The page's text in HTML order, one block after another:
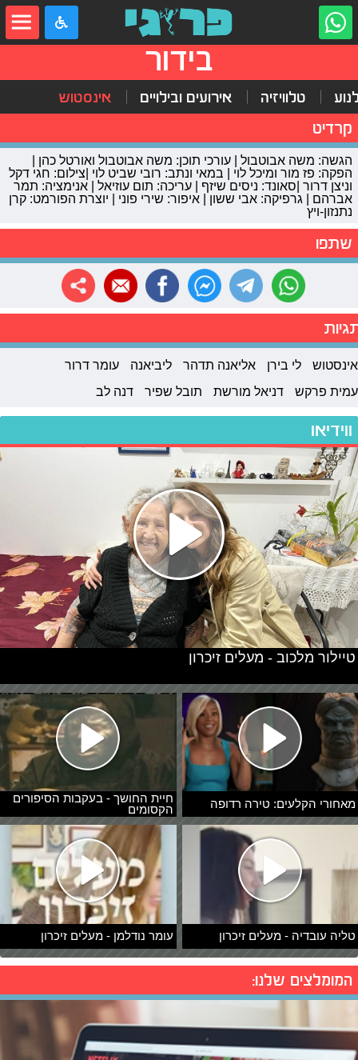
בידור
טלוויזיה אירועים ובילויים אינסטוש
קרדיט
הגשה: משה אבוטבול | עורכי תוכן: משה אבוטבול ואורטל כהן |
הפקה: פז מור ומיכל לוי | במאי ונתב: רובי שביט לוי |צילום: חגי דקל
וניצן דרור |סאונד: ניסים שיזף | עריכה: תום עוזיאל | אנימציה: תמר
אברהם | גרפיקה: אבי ששון | איפור: שירי פוני | יוצרת הפורמט: קרן
נתנזון-ויץ
שתפו
אינסטוש לי בירן אליאנה תדהר ליביאנה
עומר דרור
עמית פרקש
דניאל מורשת תובל שפיר דנה לב
ווידיאו
מאחורי הקלעים: טירה רדופה
חיית החושך - בעקבות הסיפורים
הקסומים
טליה עובדיה - מעלים זיכרון עומר נודלמן - מעלים זיכרון
טיילור מלכוב - מעלים זיכרון
המומלצים שלנו: